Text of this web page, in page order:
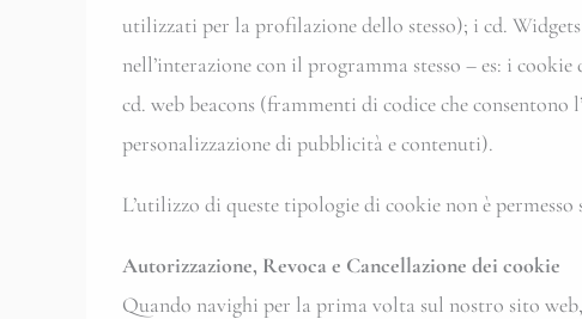
utilizzati per la profilazione dello stesso); i cd.
nell’interazione con il programma stesso – es: i
cd. web beacons (frammenti di codice che
personalizzazione di pubblicità e contenuti).
L’utilizzo di queste tipologie di cookie non è permesso
Autorizzazione, Revoca e Cancellazione dei cookie
Quando navighi per la prima volta sul nostro sito